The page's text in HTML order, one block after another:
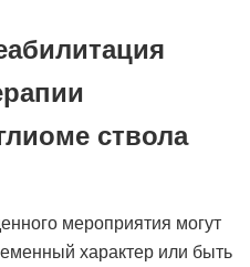
ствола
мероприятия могут
характер или быть